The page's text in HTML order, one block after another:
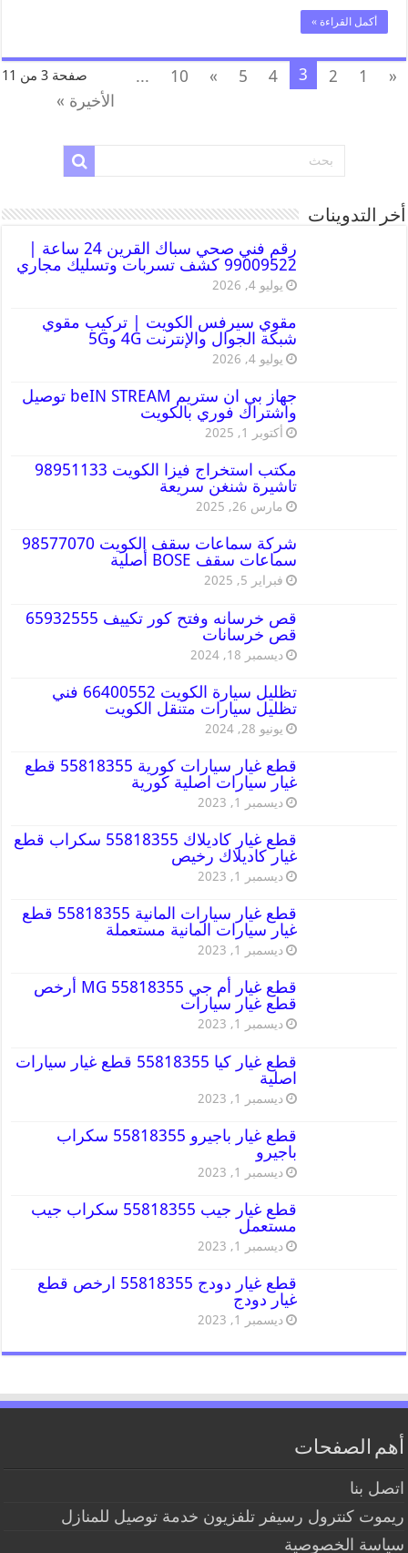
أكمل القراءة »
صفحة 3 من 11 «
1
2
3
4
5
»
10
...
الأخيرة »
أخر التدوينات
رقم فني صحي سباك القرين 24 ساعة |
99009522 كشف تسربات وتسليك مجاري
يوليو 4, 2026
مقوي سيرفس الكويت | تركيب مقوي
شبكة الجوال والإنترنت 4G و5G
يوليو 4, 2026
جهاز بي ان ستريم beIN STREAM توصيل
واشتراك فوري بالكويت
أكتوبر 1, 2025
مكتب استخراج فيزا الكويت 98951133
تاشيرة شنغن سريعة
مارس 26, 2025
شركة سماعات سقف الكويت 98577070
سماعات سقف BOSE أصلية
فبراير 5, 2025
قص خرسانه وفتح كور تكييف 65932555
قص خرسانات
ديسمبر 18, 2024
تظليل سيارة الكويت 66400552 فني
تظليل سيارات متنقل الكويت
يونيو 28, 2024
قطع غيار سيارات كورية 55818355 قطع
غيار سيارات اصلية كورية
ديسمبر 1, 2023
قطع غيار كاديلاك 55818355 سكراب قطع
غيار كاديلاك رخيص
ديسمبر 1, 2023
قطع غيار سيارات المانية 55818355 قطع
غيار سيارات المانية مستعملة
ديسمبر 1, 2023
قطع غيار أم جي MG 55818355 أرخص
قطع غيار سيارات
ديسمبر 1, 2023
قطع غيار كيا 55818355 قطع غيار سيارات
اصلية
ديسمبر 1, 2023
قطع غيار باجيرو 55818355 سكراب
باجيرو
ديسمبر 1, 2023
قطع غيار جيب 55818355 سكراب جيب
مستعمل
ديسمبر 1, 2023
قطع غيار دودج 55818355 ارخص قطع
غيار دودج
ديسمبر 1, 2023
أهم الصفحات
اتصل بنا
ريموت كنترول رسيفر تلفزيون خدمة توصيل للمنازل
سياسة الخصوصية